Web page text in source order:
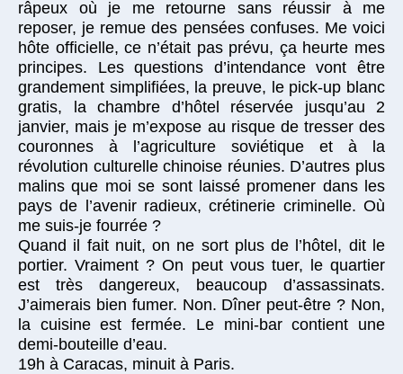
râpeux où je me retourne sans réussir à me
reposer, je remue des pensées confuses. Me voici
hôte officielle, ce n’était pas prévu, ça heurte mes
principes. Les questions d’intendance vont être
grandement simplifiées, la preuve, le pick-up blanc
gratis, la chambre d’hôtel réservée jusqu’au 2
janvier, mais je m’expose au risque de tresser des
couronnes à l’agriculture soviétique et à la
révolution culturelle chinoise réunies. D’autres plus
malins que moi se sont laissé promener dans les
pays de l’avenir radieux, crétinerie criminelle. Où
me suis-je fourrée ?
Quand il fait nuit, on ne sort plus de l’hôtel, dit le
portier. Vraiment ? On peut vous tuer, le quartier
est très dangereux, beaucoup d’assassinats.
J’aimerais bien fumer. Non. Dîner peut-être ? Non,
la cuisine est fermée. Le mini-bar contient une
demi-bouteille d’eau.
19h à Caracas, minuit à Paris.